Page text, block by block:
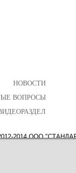
НОВОСТИ
ВОПРОСЫ
2014 ООО